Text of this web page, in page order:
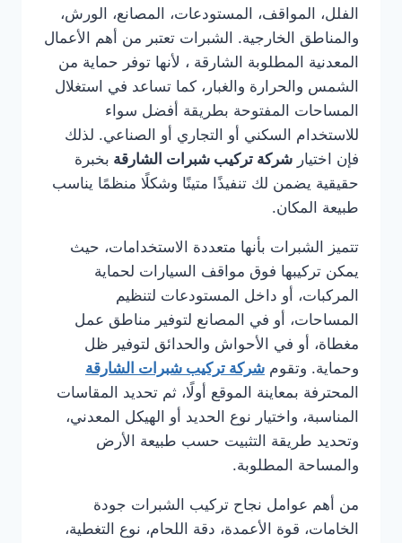
الفلل، المواقف، المستودعات، المصانع، الورش،
والمناطق الخارجية. الشبرات تعتبر من أهم الأعمال
المعدنية المطلوبة الشارقة ، لأنها توفر حماية من
الشمس والحرارة والغبار، كما تساعد في استغلال
المساحات المفتوحة بطريقة أفضل سواء
للاستخدام السكني أو التجاري أو الصناعي. لذلك
فإن اختيار شركة تركيب شبرات الشارقة بخبرة
حقيقية يضمن لك تنفيذًا متينًا وشكلًا منظمًا يناسب
طبيعة المكان.
تتميز الشبرات بأنها متعددة الاستخدامات، حيث
يمكن تركيبها فوق مواقف السيارات لحماية
المركبات، أو داخل المستودعات لتنظيم
المساحات، أو في المصانع لتوفير مناطق عمل
مغطاة، أو في الأحواش والحدائق لتوفير ظل
وحماية. وتقوم شركة تركيب شبرات الشارقة
المحترفة بمعاينة الموقع أولًا، ثم تحديد المقاسات
المناسبة، واختيار نوع الحديد أو الهيكل المعدني،
وتحديد طريقة التثبيت حسب طبيعة الأرض
والمساحة المطلوبة.
من أهم عوامل نجاح تركيب الشبرات جودة
الخامات، قوة الأعمدة، دقة اللحام، نوع التغطية،